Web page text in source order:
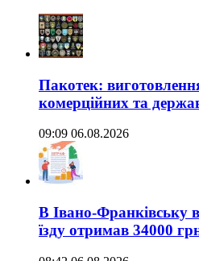
Пакотек:
комерційних та
09:09 06.08.2026
В Івано-Франківську
їзду отримав 34000